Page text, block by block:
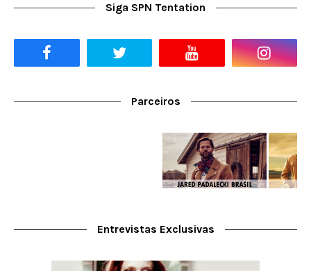
Siga SPN Tentation
Parceiros
Entrevistas Exclusivas